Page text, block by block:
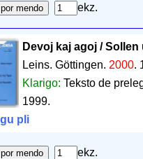
ekz.
Devoj kaj agoj /
Leins. Göttingen. 2000.
Klarigo: Teksto de
1999.
pli
ekz.